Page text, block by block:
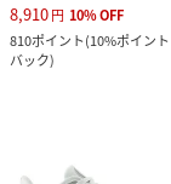
8,910円 10%OFF
810ポイント(10%ポイント
バック)